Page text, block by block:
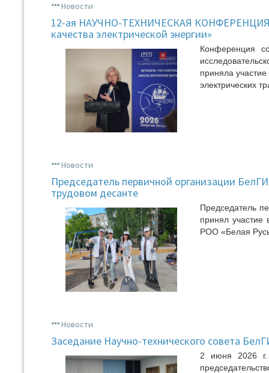
Новости
12-ая НАУЧНО-ТЕХНИЧЕСКАЯ КОНФЕРЕНЦИЯ
качества электрической энергии»
Конференция
приняла
электрических
Новости
Председатель первичной организации
трудовом десанте
Председатель
принял участие
РОО «Белая
Новости
Заседание Научно-технического совета
2 июня 2026 г.